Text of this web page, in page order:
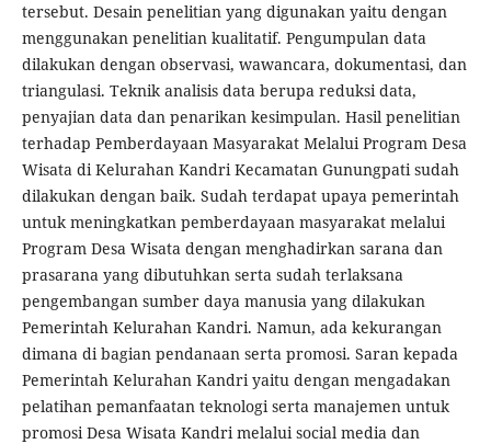
tersebut. Desain penelitian yang digunakan yaitu dengan
menggunakan penelitian kualitatif. Pengumpulan data
dilakukan dengan observasi, wawancara, dokumentasi, dan
triangulasi. Teknik analisis data berupa reduksi data,
penyajian data dan penarikan kesimpulan. Hasil penelitian
terhadap Pemberdayaan Masyarakat Melalui Program Desa
Wisata di Kelurahan Kandri Kecamatan Gunungpati sudah
dilakukan dengan baik. Sudah terdapat upaya pemerintah
untuk meningkatkan pemberdayaan masyarakat melalui
Program Desa Wisata dengan menghadirkan sarana dan
prasarana yang dibutuhkan serta sudah terlaksana
pengembangan sumber daya manusia yang dilakukan
Pemerintah Kelurahan Kandri. Namun, ada kekurangan
dimana di bagian pendanaan serta promosi. Saran kepada
Pemerintah Kelurahan Kandri yaitu dengan mengadakan
pelatihan pemanfaatan teknologi serta manajemen untuk
promosi Desa Wisata Kandri melalui social media dan